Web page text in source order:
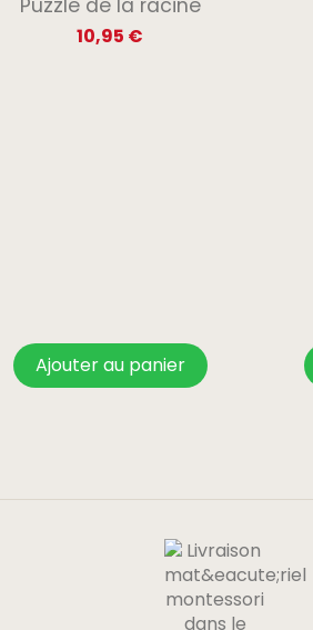
Puzzle de la racine
10,95 €
Ajouter au panier